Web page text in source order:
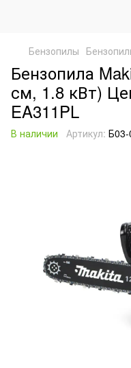
Бензопилы
Бензопила
см, 1.8 кВт)
EA311PL
В наличии Артикул: Б03-